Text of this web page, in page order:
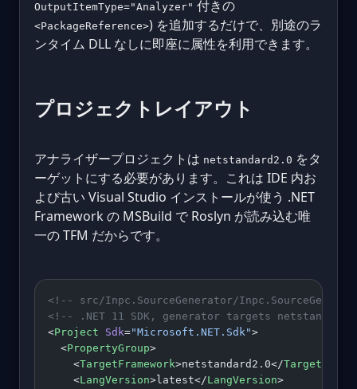
OutputItemType="Analyzer" 付きの
<PackageReference>) を追加するだけで、別途のラ
ンタイム DLL なしに即座に属性を利用できます。
プロジェクトレイアウト
アナライザープロジェクトは netstandard2.0 をタ
ーゲットにする必要があります。これは IDE 内お
よび古い Visual Studio インストールが使う .NET
Framework の MSBuild で Roslyn が読み込む唯
一の TFM だからです。
<!-- src/Inpc.SourceGenerator/
<!-- .NET 11 SDK, generator targets
<Project Sdk="Microsoft.NET.Sdk">
  <
PropertyGroup>
    <
TargetFramework>netstandard2.0</
    <
LangVersion>latest</LangVersion>